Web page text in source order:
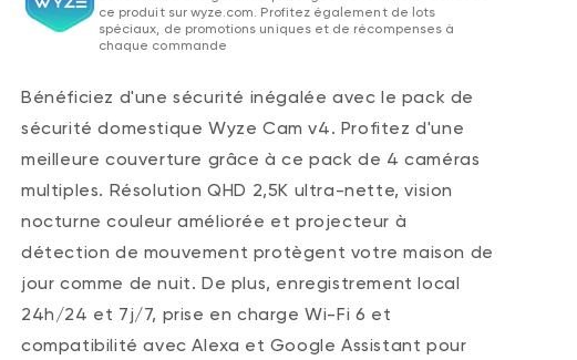
ce produit sur wyze.com. Profitez également de lots
spéciaux, de promotions uniques et de récompenses à
chaque commande
Bénéficiez d'une sécurité inégalée avec le pack de
sécurité domestique Wyze Cam v4. Profitez d'une
meilleure couverture grâce à ce pack de 4 caméras
multiples. Résolution QHD 2,5K ultra-nette, vision
nocturne couleur améliorée et projecteur à
détection de mouvement protègent votre maison de
jour comme de nuit. De plus, enregistrement local
24h/24 et 7j/7, prise en charge Wi-Fi 6 et
compatibilité avec Alexa et Google Assistant pour